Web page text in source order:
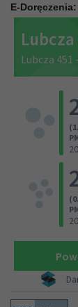
E-Doręczenia: